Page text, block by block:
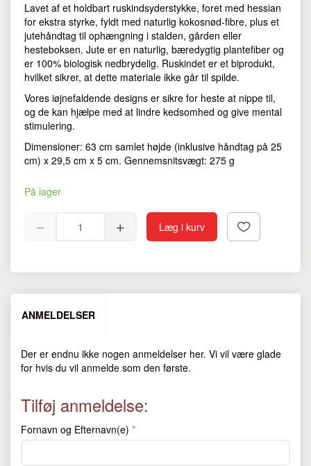
Lavet af et holdbart ruskindsyderstykke, foret med hessian
for ekstra styrke, fyldt med naturlig kokosnød-fibre, plus et
jutehåndtag til ophængning i stalden, gården eller
hesteboksen. Jute er en naturlig, bæredygtig plantefiber og
er 100% biologisk nedbrydelig. Ruskindet er et biprodukt,
hvilket sikrer, at dette materiale ikke går til spilde.
Vores iøjnefaldende designs er sikre for heste at nippe til,
og de kan hjælpe med at lindre kedsomhed og give mental
stimulering.
Dimensioner: 63 cm samlet højde (inklusive håndtag på 25
cm) x 29,5 cm x 5 cm. Gennemsnitsvægt: 275 g
På lager
Læg i kurv
ANMELDELSER
Der er endnu ikke nogen anmeldelser her. Vi vil være glade
for hvis du vil anmelde som den første.
Tilføj anmeldelse:
Fornavn og Efternavn(e)